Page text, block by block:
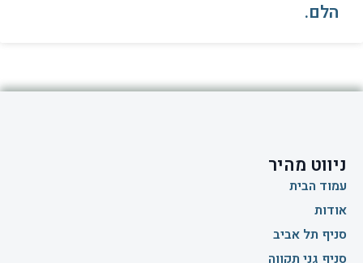
הלם.
ניווט מהיר
עמוד הבית
אודות
סניף תל אביב